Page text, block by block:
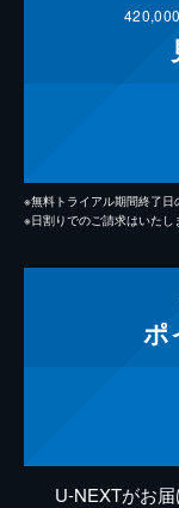
※無料トライアル期間終了日
※日割りでのご請求はいたし
ポ
U-NEXTがお